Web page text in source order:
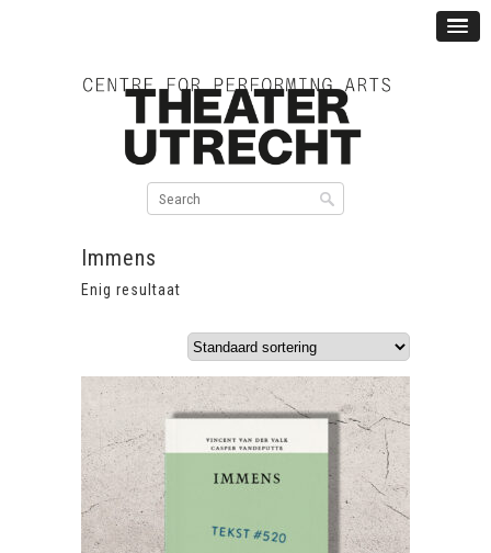
Immens
Enig resultaat